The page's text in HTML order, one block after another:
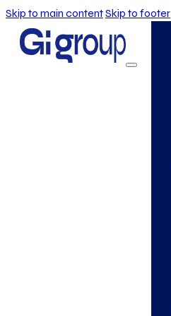
Skip to main contentSkip to footer